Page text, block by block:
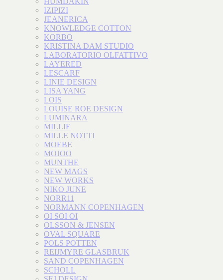
IZIPIZI
JEANERICA
KNOWLEDGE COTTON
KORBO
KRISTINA DAM STUDIO
LABORATORIO OLFATTIVO
LAYERED
LESCARF
LINIE DESIGN
LISA YANG
LOIS
LOUISE ROE DESIGN
LUMINARA
MILLIE
MILLE NOTTI
MOEBE
MOJOO
MUNTHE
NEW MAGS
NEW WORKS
NIKO JUNE
NORR11
NORMANN COPENHAGEN
OI SOI OI
OLSSON & JENSEN
OVAL SQUARE
POLS POTTEN
REIJMYRE GLASBRUK
SAND COPENHAGEN
SCHOLL